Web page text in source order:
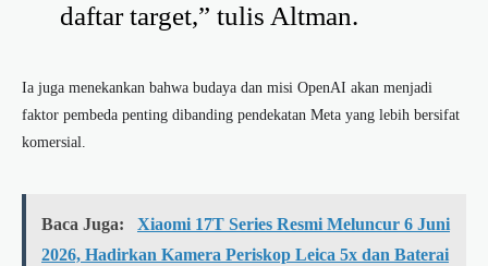
daftar target,” tulis Altman.
Ia juga menekankan bahwa budaya dan misi OpenAI akan menjadi
faktor pembeda penting dibanding pendekatan Meta yang lebih bersifat
komersial.
Baca Juga:
Xiaomi 17T Series Resmi Meluncur 6 Juni
2026, Hadirkan Kamera Periskop Leica 5x dan Baterai